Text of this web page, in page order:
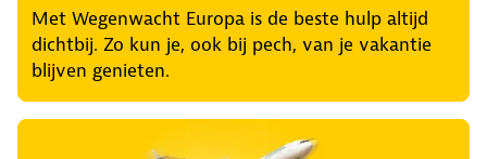
Met Wegenwacht Europa is de beste hulp altijd
dichtbij. Zo kun je, ook bij pech, van je vakantie
blijven genieten.